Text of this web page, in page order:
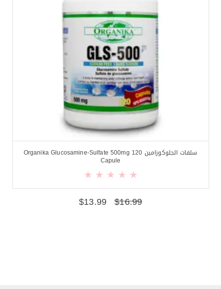
سلفات الجلوكوزامين Organika Glucosamine-Sulfate 500mg 120
Capule
$16.99
$13.99